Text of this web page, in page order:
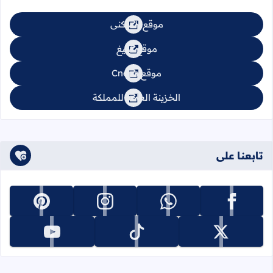
موقع السكنى
موقع تبليغ
موقع Cnops
الخزينة العامة للمملكة
تابعنا على
تابعنا على facebook تابعنا على whatsapp تابعنا على instagram تابعنا على pinterest
تابعنا على x تابعنا على tiktok تابعنا على youtube